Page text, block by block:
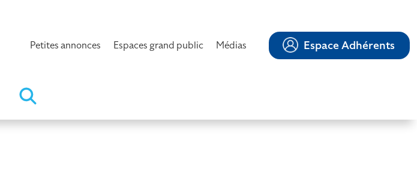
Petites annonces Espaces grand public Médias Espace Adhérents